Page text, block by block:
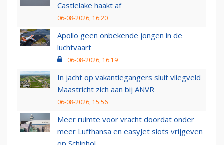
Castlelake haakt af
06-08-2026, 16:20
Apollo geen onbekende jongen in de
luchtvaart
06-08-2026, 16:19
In jacht op vakantiegangers sluit vliegveld
Maastricht zich aan bij ANVR
06-08-2026, 15:56
Meer ruimte voor vracht doordat onder
meer Lufthansa en easyJet slots vrijgeven